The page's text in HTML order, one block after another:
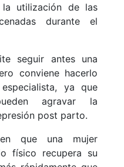
utilización de las
durante el
seguir antes una
conviene hacerlo
ya que
agravar la
post parto.
que una mujer
físico recupera su